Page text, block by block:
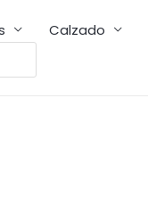
Calzado